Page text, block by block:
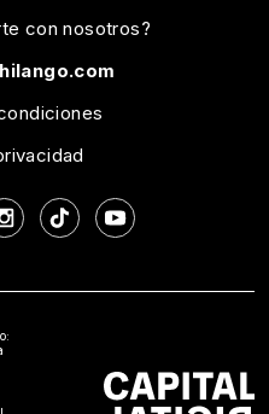
con nosotros?